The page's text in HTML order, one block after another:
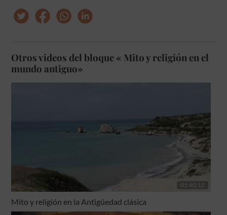
Otros videos del bloque « Mito y religión en el
mundo antiguo»
01:40:12
Mito y religión en la Antigüedad clásica